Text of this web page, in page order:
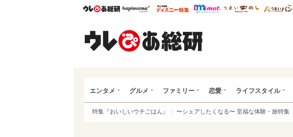
ウレぴあ総研ハピママ* ウレぴあ総研 ディズニー特集
mimot. うまいめし
エンタメ グルメ ファミリー 恋愛 ライフスタイル
特集『おいしいウチごはん』 〜シェアしたくなる〜 至福な体験・旅特集